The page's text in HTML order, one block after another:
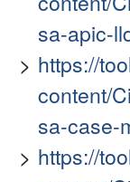
sa-apic-
https://
content/
sa-case-
https://